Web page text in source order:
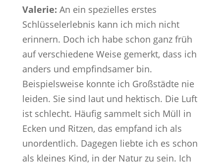
Valerie: An ein spezielles erstes
Schlüsselerlebnis kann ich mich nicht
erinnern. Doch ich habe schon ganz früh
auf verschiedene Weise gemerkt, dass ich
anders und empfindsamer bin.
Beispielsweise konnte ich Großstädte nie
leiden. Sie sind laut und hektisch. Die Luft
ist schlecht. Häufig sammelt sich Müll in
Ecken und Ritzen, das empfand ich als
unordentlich. Dagegen liebte ich es schon
als kleines Kind, in der Natur zu sein. Ich